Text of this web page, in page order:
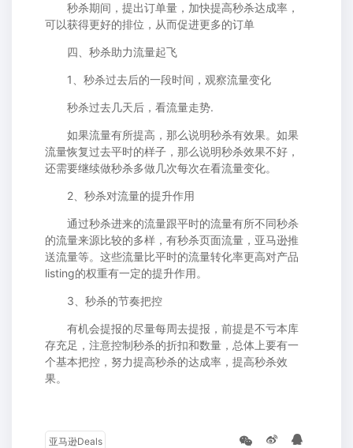
秒杀期间，提出订单量，加快提高秒杀达成率，
可以获得更好的排位，从而促进更多的订单
四、秒杀助力流量起飞
1、秒杀过去后的一段时间，观察流量变化
秒杀过去几天后，看流量走势.
如果流量有所提高，那么说明秒杀有效果。如果
流量恢复过去平时的样子，那么说明秒杀效果不好，
还需要继续做秒杀多做几次每次在看流量变化。
2、秒杀对流量的提升作用
通过秒杀进来的流量跟平时的流量有所不同秒杀
的流量来源比较的多样，有秒杀页面流量，亚马逊推
送流量等。这些流量比平时的流量转化率更高对产品
listing的权重有一定的提升作用。
3、秒杀的节奏把控
有机会提报的尽量每周去提报，前提是不亏本库
存充足，注意控制秒杀的折扣和数量，总体上要有一
个基本把控，努力提高秒杀的达成率，提高秒杀效
果。
亚马逊Deals